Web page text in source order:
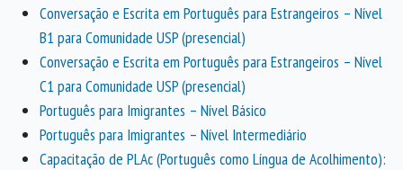
Conversação e Escrita em Português para Estrangeiros – Nível
B1 para Comunidade USP (presencial)
Conversação e Escrita em Português para Estrangeiros – Nível
C1 para Comunidade USP (presencial)
Português para Imigrantes – Nível Básico
Português para Imigrantes – Nível Intermediário
Capacitação de PLAc (Português como Língua de Acolhimento):